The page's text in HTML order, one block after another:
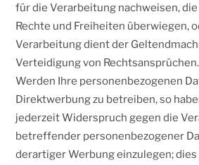
für die Verarbeitung nachweisen,
Rechte und Freiheiten überwiegen,
Verarbeitung dient der
Verteidigung von Rechtsansprüchen.
Werden Ihre personenbezogenen
Direktwerbung zu betreiben, so
jederzeit Widerspruch gegen die
betreffender personenbezogener
derartiger Werbung einzulegen;